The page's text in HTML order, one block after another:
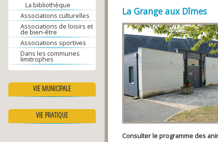
La bibliothèque
Associations culturelles
Associations de loisirs et
de bien-être
Associations sportives
Dans les communes
limitrophes
VIE MUNICIPALE
VIE PRATIQUE
La Grange aux Dîmes
Consulter le programme des